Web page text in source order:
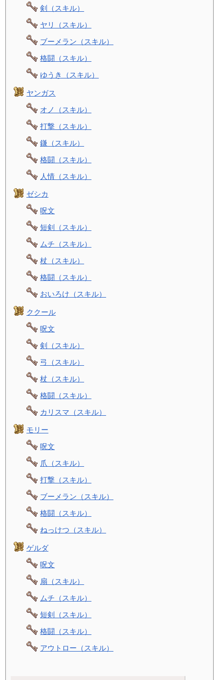
剣（スキル）
ヤリ（スキル）
ブーメラン（スキル）
格闘（スキル）
ゆうき（スキル）
ヤンガス
オノ（スキル）
打撃（スキル）
鎌（スキル）
格闘（スキル）
人情（スキル）
ゼシカ
呪文
短剣（スキル）
ムチ（スキル）
杖（スキル）
格闘（スキル）
おいろけ（スキル）
ククール
呪文
剣（スキル）
弓（スキル）
杖（スキル）
格闘（スキル）
カリスマ（スキル）
モリー
呪文
爪（スキル）
打撃（スキル）
ブーメラン（スキル）
格闘（スキル）
ねっけつ（スキル）
ゲルダ
呪文
扇（スキル）
ムチ（スキル）
短剣（スキル）
格闘（スキル）
アウトロー（スキル）